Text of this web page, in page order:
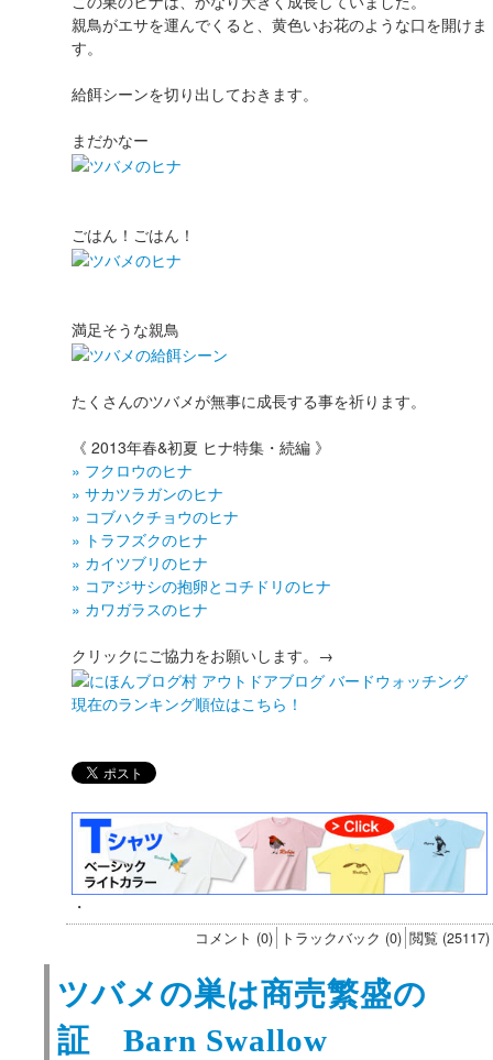
親鳥がエサを運んでくると、黄色いお花のような口を開けま
す。
給餌シーンを切り出しておきます。
まだかなー
ごはん！ごはん！
満足そうな親鳥
たくさんのツバメが無事に成長する事を祈ります。
《 2013年春&初夏 ヒナ特集・続編 》
» フクロウのヒナ
» サカツラガンのヒナ
» コブハクチョウのヒナ
» トラフズクのヒナ
» カイツブリのヒナ
» コアジサシの抱卵とコチドリのヒナ
» カワガラスのヒナ
クリックにご協力をお願いします。→
現在のランキング順位はこちら！
・
コメント (0) トラックバック (0) 閲覧 (25117)
ツバメの巣は商売繁盛の
証 Barn Swallow